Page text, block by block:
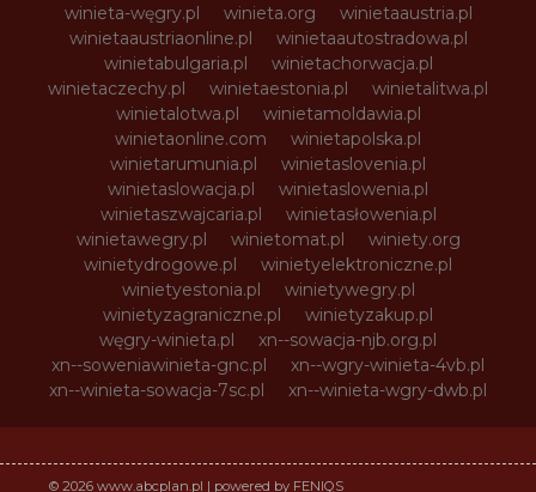
winieta-węgry.pl
winieta.org
winietaaustria.pl
winietaaustriaonline.pl
winietaautostradowa.pl
winietabulgaria.pl
winietachorwacja.pl
winietaczechy.pl
winietaestonia.pl
winietalitwa.pl
winietalotwa.pl
winietamoldawia.pl
winietaonline.com
winietapolska.pl
winietarumunia.pl
winietaslovenia.pl
winietaslowacja.pl
winietaslowenia.pl
winietaszwajcaria.pl
winietasłowenia.pl
winietawegry.pl
winietomat.pl
winiety.org
winietydrogowe.pl
winietyelektroniczne.pl
winietyestonia.pl
winietywegry.pl
winietyzagraniczne.pl
winietyzakup.pl
węgry-winieta.pl
xn--sowacja-njb.org.pl
xn--soweniawinieta-gnc.pl
xn--wgry-winieta-4vb.pl
xn--winieta-sowacja-7sc.pl
xn--winieta-wgry-dwb.pl
© 2026 www.abcplan.pl | powered by FENIQS